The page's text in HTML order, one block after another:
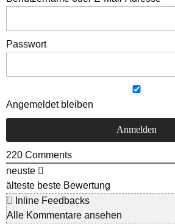
Passwort
Angemeldet bleiben
220 Comments
neuste
älteste beste Bewertung
Inline Feedbacks
Alle Kommentare ansehen